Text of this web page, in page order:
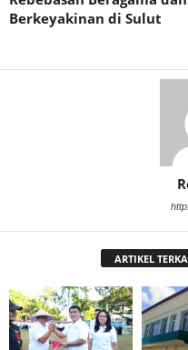
Berkeyakinan di Sulut
ARTIKEL